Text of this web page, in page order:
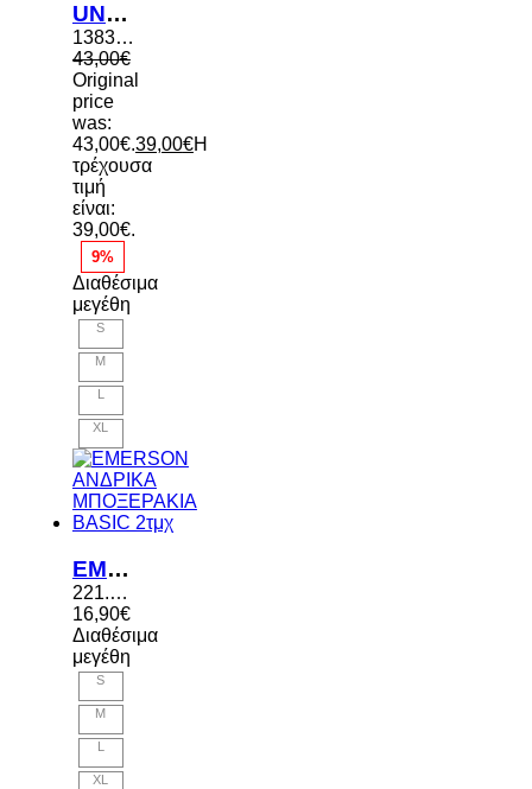
UNDER ARMOUR ΑΝΔΡΙΚΑ ΕΣΩΡΟΥΧΑ COTTON 6in 3τμχ
1383889 001
43,00€
Original
price
was:
43,00€.39,00€Η
τρέχουσα
τιμή
είναι:
39,00€.
9%
Διαθέσιμα
μεγέθη
S
M
XL
EMERSON ΑΝΔΡΙΚΑ ΜΠΟΞΕΡΑΚΙΑ BASIC 2τμχ
221.EM06.06 BLACK-D. GREY
16,90€
Διαθέσιμα
μεγέθη
S
M
L
XL